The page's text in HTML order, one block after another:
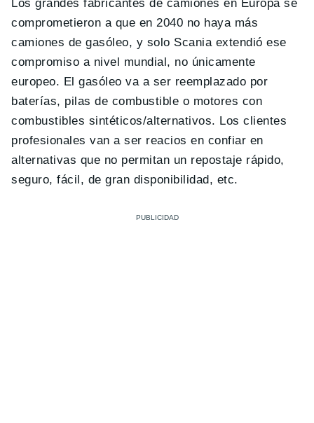
Los grandes fabricantes de camiones en Europa se
comprometieron a que en 2040 no haya más
camiones de gasóleo, y solo Scania extendió ese
compromiso a nivel mundial, no únicamente
europeo. El gasóleo va a ser reemplazado por
baterías, pilas de combustible o motores con
combustibles sintéticos/alternativos. Los clientes
profesionales van a ser reacios en confiar en
alternativas que no permitan un repostaje rápido,
seguro, fácil, de gran disponibilidad, etc.